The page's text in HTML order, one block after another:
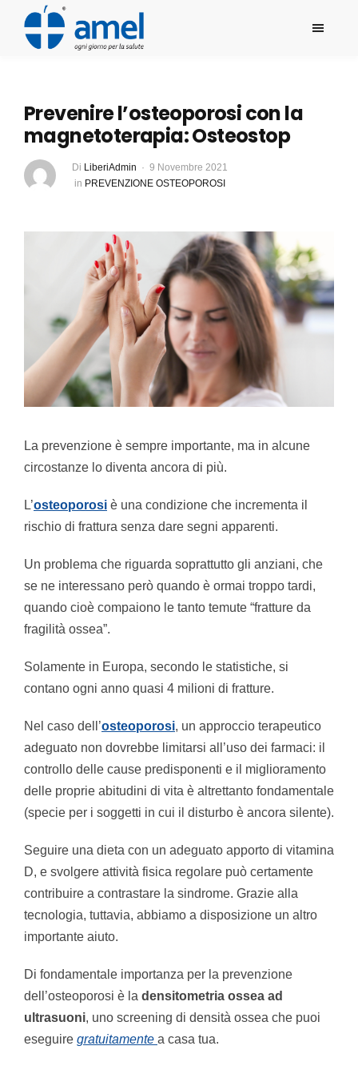
Prevenire l’osteoporosi con la
magnetoterapia: Osteostop
Di LiberiAdmin
9 Novembre 2021
in PREVENZIONE OSTEOPOROSI
La prevenzione è sempre importante, ma in alcune
circostanze lo diventa ancora di più.
L’osteoporosi è una condizione che incrementa il
rischio di frattura senza dare segni apparenti.
Un problema che riguarda soprattutto gli anziani, che
se ne interessano però quando è ormai troppo tardi,
quando cioè compaiono le tanto temute “fratture da
fragilità ossea”.
Solamente in Europa, secondo le statistiche, si
contano ogni anno quasi 4 milioni di fratture.
Nel caso dell’osteoporosi, un approccio terapeutico
adeguato non dovrebbe limitarsi all’uso dei farmaci: il
controllo delle cause predisponenti e il miglioramento
delle proprie abitudini di vita è altrettanto fondamentale
(specie per i soggetti in cui il disturbo è ancora silente).
Seguire una dieta con un adeguato apporto di vitamina
D, e svolgere attività fisica regolare può certamente
contribuire a contrastare la sindrome. Grazie alla
tecnologia, tuttavia, abbiamo a disposizione un altro
importante aiuto.
Di fondamentale importanza per la prevenzione
dell’osteoporosi è la densitometria ossea ad
ultrasuoni, uno screening di densità ossea che puoi
eseguire gratuitamente a casa tua.